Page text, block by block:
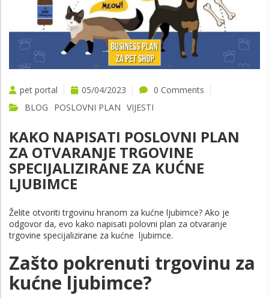
pet portal 05/04/2023
0 Comments
BLOG
POSLOVNI PLAN VIJESTI
KAKO NAPISATI POSLOVNI PLAN
ZA OTVARANJE TRGOVINE
SPECIJALIZIRANE ZA KUĆNE
LJUBIMCE
Želite otvoriti trgovinu hranom za kućne ljubimce? Ako je
odgovor da, evo kako napisati polovni plan za otvaranje
trgovine specijalizirane za kućne ljubimce.
Zašto pokrenuti trgovinu za
kućne ljubimce?